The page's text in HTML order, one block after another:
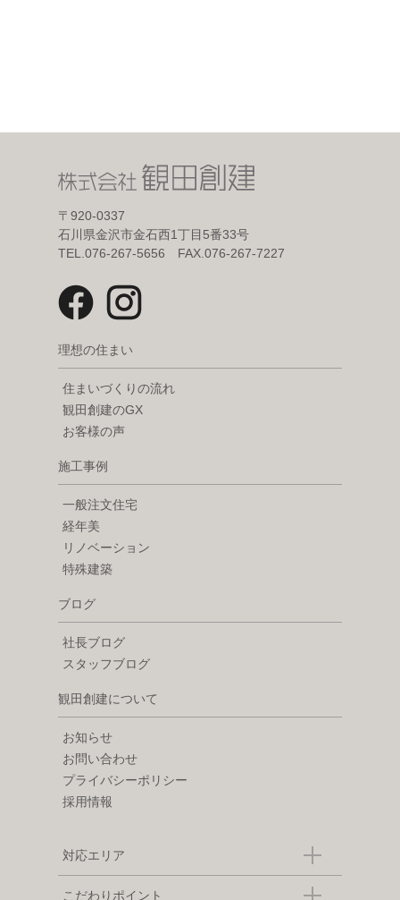
〒920-0337
石川県金沢市金石西1丁目5番33号
TEL.076-267-5656 FAX.076-267-7227
理想の住まい
住まいづくりの流れ
観田創建のGX
お客様の声
施工事例
一般注文住宅
経年美
リノベーション
特殊建築
ブログ
社長ブログ
スタッフブログ
観田創建について
お知らせ
お問い合わせ
プライバシーポリシー
採用情報
対応エリア
こだわりポイント